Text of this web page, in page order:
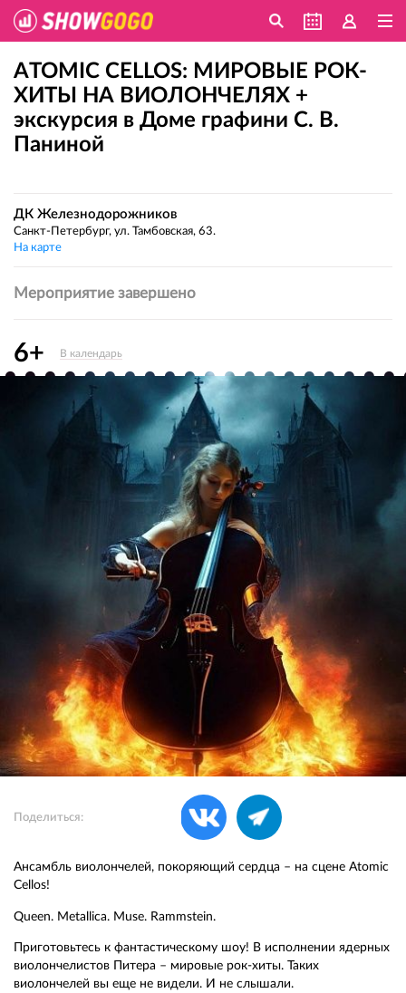
ATOMIC CELLOS: МИРОВЫЕ РОК-
ХИТЫ НА ВИОЛОНЧЕЛЯХ +
экскурсия в Доме графини С. В.
Паниной
ДК Железнодорожников
Санкт-Петербург, ул. Тамбовская, 63.
На карте
Мероприятие завершено
6+ В календарь
Поделиться:
Ансамбль виолончелей, покоряющий сердца – на сцене Atomic
Cellos!
Queen. Metallica. Muse. Rammstein.
Приготовьтесь к фантастическому шоу! В исполнении ядерных
виолончелистов Питера – мировые рок-хиты. Таких
виолончелей вы еще не видели. И не слышали.